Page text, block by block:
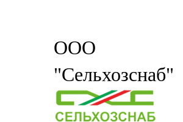
ООО
"Сельхозснаб"